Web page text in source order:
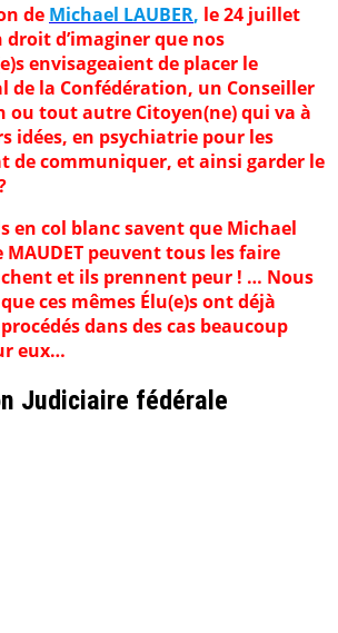
de Michael LAUBER, le 24 juillet
d’imaginer que nos
envisageaient de placer le
de la Confédération, un Conseiller
ou tout autre Citoyen(ne) qui va à
idées, en psychiatrie pour les
de communiquer, et ainsi garder le
en col blanc savent que Michael
MAUDET peuvent tous les faire
et ils prennent peur ! … Nous
ces mêmes Élu(e)s ont déjà
dans des cas beaucoup
eux…
Judiciaire fédérale